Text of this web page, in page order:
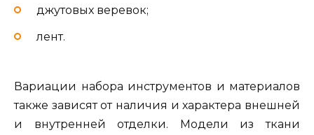
джутовых веревок;
лент.
Вариации набора инструментов и материалов
также зависят от наличия и характера внешней
и внутренней отделки. Модели из ткани